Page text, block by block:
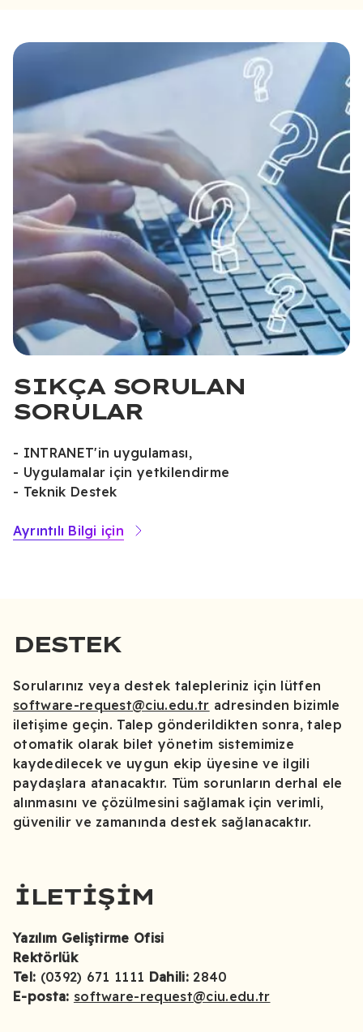
SIKÇA SORULAN
SORULAR
- INTRANET'in uygulaması,
- Uygulamalar için yetkilendirme
- Teknik Destek
Ayrıntılı Bilgi için
DESTEK
Sorularınız veya destek talepleriniz için lütfen
software-request@ciu.edu.tr adresinden bizimle
iletişime geçin. Talep gönderildikten sonra, talep
otomatik olarak bilet yönetim sistemimize
kaydedilecek ve uygun ekip üyesine ve ilgili
paydaşlara atanacaktır. Tüm sorunların derhal ele
alınmasını ve çözülmesini sağlamak için verimli,
güvenilir ve zamanında destek sağlanacaktır.
İLETIŞIM
Yazılım Geliştirme Ofisi
Rektörlük
Tel: (0392) 671 1111 Dahili: 2840
E-posta: software-request@ciu.edu.tr